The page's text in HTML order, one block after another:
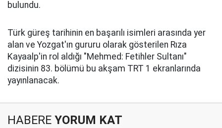
bulundu.
Türk güreş tarihinin en başarılı isimleri arasında yer
alan ve Yozgat'ın gururu olarak gösterilen Rıza
Kayaalp'in rol aldığı "Mehmed: Fetihler Sultanı"
dizisinin 83. bölümü bu akşam TRT 1 ekranlarında
yayınlanacak.
HABERE YORUM KAT